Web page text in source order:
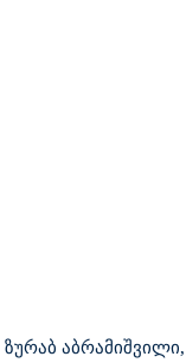
ზურაბ აბრამიშვილი,